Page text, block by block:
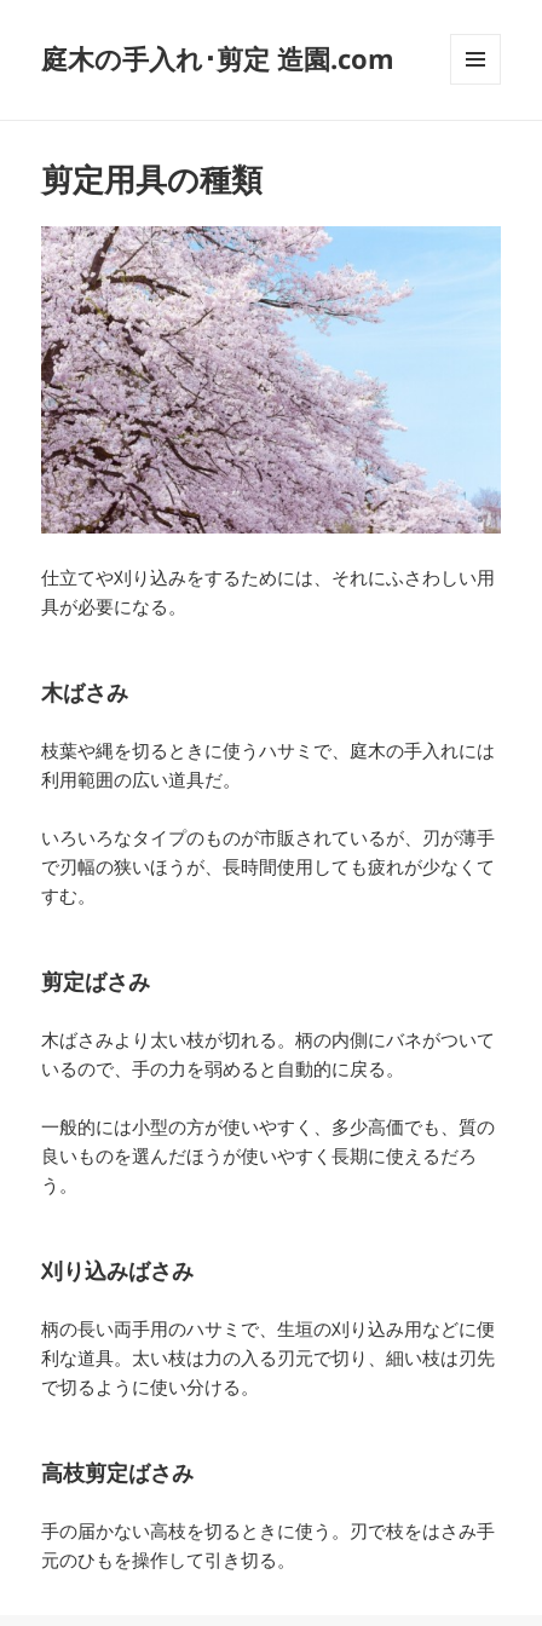
庭木の手入れ･剪定 造園.com
剪定用具の種類
仕立てや刈り込みをするためには、それにふさわしい用
具が必要になる。
木ばさみ
枝葉や縄を切るときに使うハサミで、庭木の手入れには
利用範囲の広い道具だ。
いろいろなタイプのものが市販されているが、刃が薄手
で刃幅の狭いほうが、長時間使用しても疲れが少なくて
すむ。
剪定ばさみ
木ばさみより太い枝が切れる。柄の内側にバネがついて
いるので、手の力を弱めると自動的に戻る。
一般的には小型の方が使いやすく、多少高価でも、質の
良いものを選んだほうが使いやすく長期に使えるだろ
う。
刈り込みばさみ
柄の長い両手用のハサミで、生垣の刈り込み用などに便
利な道具。太い枝は力の入る刃元で切り、細い枝は刃先
で切るように使い分ける。
高枝剪定ばさみ
手の届かない高枝を切るときに使う。刃で枝をはさみ手
元のひもを操作して引き切る。